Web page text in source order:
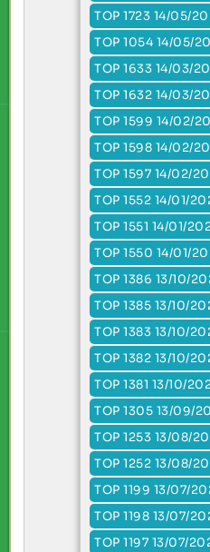
TOP 1723 14/05/
TOP 1054 14/05/
TOP 1633 14/03/
TOP 1632 14/03/
TOP 1599 14/02/
TOP 1598 14/02/
TOP 1597 14/02/
TOP 1552 14/01/
TOP 1551 14/01/
TOP 1550 14/01/
TOP 1386 13/10/
TOP 1385 13/10/
TOP 1383 13/10/
TOP 1382 13/10/
TOP 1381 13/10/
TOP 1305 13/09/
TOP 1253 13/08/
TOP 1252 13/08/
TOP 1199 13/07/
TOP 1198 13/07/
TOP 1197 13/07/